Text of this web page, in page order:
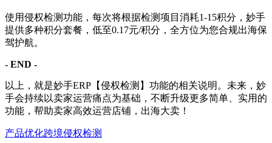
使用侵权检测功能，每次将根据检测项目消耗1-15积分，妙手
提供多种积分套餐，低至0.17元/积分，全方位为您合规出海保
驾护航。
- END -
以上，就是妙手ERP【侵权检测】功能的相关说明。未来，妙
手会持续以卖家运营痛点为基础，不断升级更多简单、实用的
功能，帮助卖家高效运营店铺，出海大卖！
产品优化跨境侵权检测